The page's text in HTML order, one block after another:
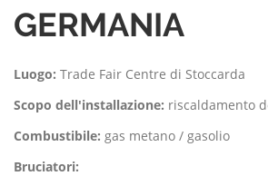
GERMANIA
Luogo: Trade Fair Centre di Stoccarda
Scopo dell'installazione: riscaldamento
Combustibile: gas metano / gasolio
Bruciatori: